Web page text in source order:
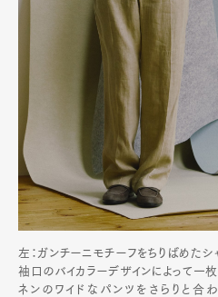
左：ガンチーニモチーフをちりばめたシ
袖口のバイカラーデザインによって一
ネンのワイドなパンツをさらりと合